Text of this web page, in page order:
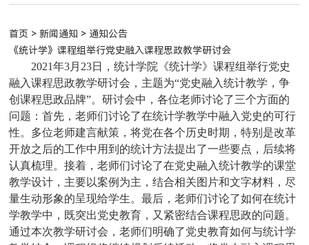
首页 >新闻通知 > 通知公告
《统计学》课程组举行党史融入课程思政教学研讨会
2021年3月23日，统计学院《统计学》课程组举行党史
融入课程思政教学研讨会，主题为“党史融入统计教学，争
创课程思政品牌”。研讨会中，各位老师讨论了三个方面的
问题：首先，老师们讨论了在统计学教学中融入党史的可行
性。多位老师建言献策，将党在各个历史时期，特别是改革
开放之后的工作中用到的统计方法提出了一些要点，后续将
认真梳理。接着，老师们讨论了在党史融入统计教学的课堂
教学设计，主要以案例为主，结合相关图片和文字材料，尽
量生动形象的呈现给学生。最后，老师们讨论了如何在统计
学教学中，既突出党史教育，又紧密结合课程思政的问题。
通过本次教学研讨会，老师们明确了党史教育如何与统计学